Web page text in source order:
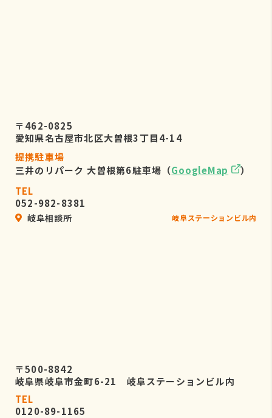
〒462-0825
愛知県名古屋市北区大曽根3丁目4-14
提携駐車場
三井のリパーク 大曽根第6駐車場（GoogleMap
）
TEL
052-982-8381
岐阜相談所 岐阜ステーションビル内
〒500-8842
岐阜県岐阜市金町6-21 岐阜ステーションビル内
TEL
0120-89-1165